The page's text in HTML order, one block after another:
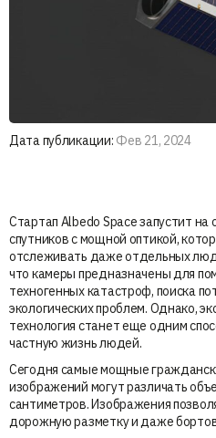
Дата публикации: Фев 21, 2024
Стартап Albedo Space запустит на
спутников с мощной оптикой,
отслеживать даже отдельных
что камеры предназначены для
техногенных катастроф, поиска
экологических проблем. Однако,
технология станет еще одним
частную жизнь людей.
Сегодня самые мощные
изображений могут различать
сантиметров. Изображения
дорожную разметку и даже